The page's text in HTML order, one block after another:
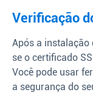
Verificação
Após a instalação
se o certificado
Você pode usar
a segurança do